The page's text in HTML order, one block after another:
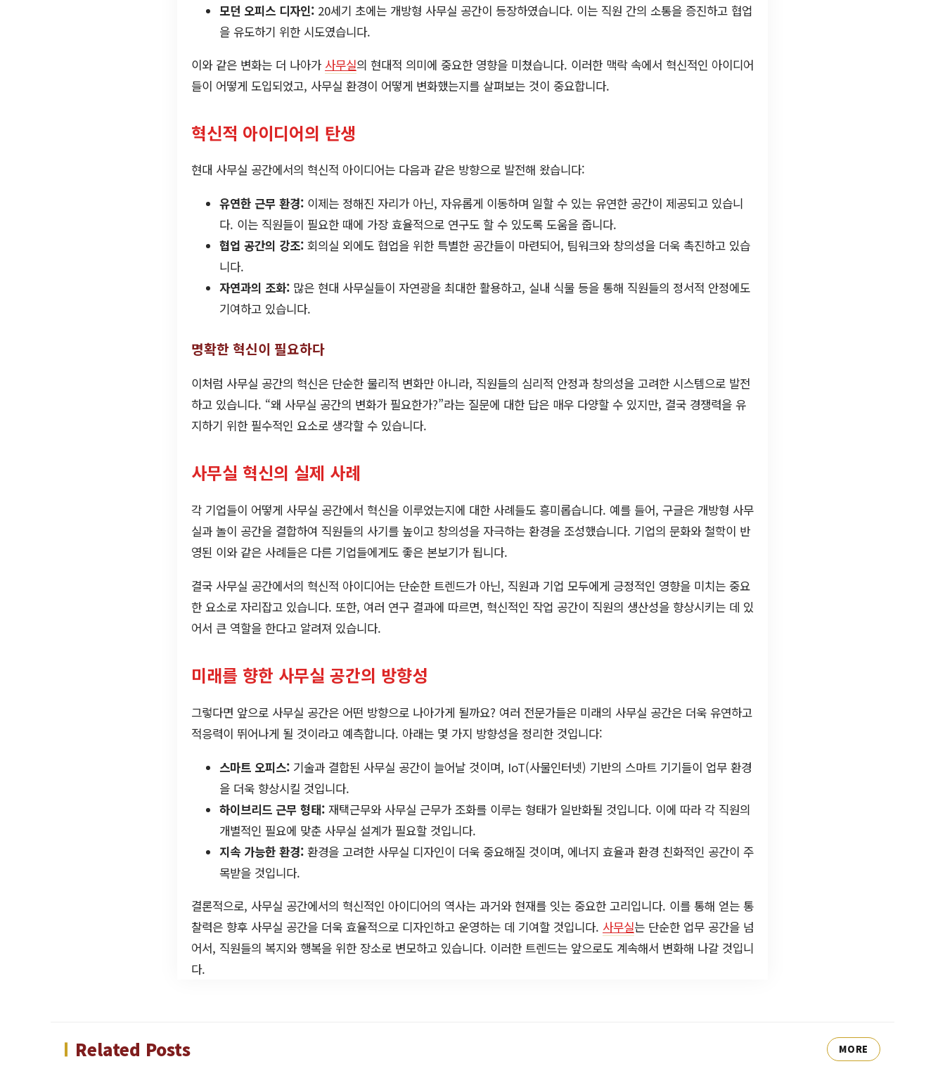
모던 오피스 디자인: 20세기 초에는 개방형 사무실 공간이 등장하였습니다. 이는 직원 간의 소통을 증진하고 협업
을 유도하기 위한 시도였습니다.
이와 같은 변화는 더 나아가 사무실의 현대적 의미에 중요한 영향을 미쳤습니다. 이러한 맥락 속에서 혁신적인 아이디어
들이 어떻게 도입되었고, 사무실 환경이 어떻게 변화했는지를 살펴보는 것이 중요합니다.
혁신적 아이디어의 탄생
현대 사무실 공간에서의 혁신적 아이디어는 다음과 같은 방향으로 발전해 왔습니다:
유연한 근무 환경: 이제는 정해진 자리가 아닌, 자유롭게 이동하며 일할 수 있는 유연한 공간이 제공되고 있습니
다. 이는 직원들이 필요한 때에 가장 효율적으로 연구도 할 수 있도록 도움을 줍니다.
협업 공간의 강조: 회의실 외에도 협업을 위한 특별한 공간들이 마련되어, 팀워크와 창의성을 더욱 촉진하고 있습
니다.
자연과의 조화: 많은 현대 사무실들이 자연광을 최대한 활용하고, 실내 식물 등을 통해 직원들의 정서적 안정에도
기여하고 있습니다.
명확한 혁신이 필요하다
이처럼 사무실 공간의 혁신은 단순한 물리적 변화만 아니라, 직원들의 심리적 안정과 창의성을 고려한 시스템으로 발전
하고 있습니다. “왜 사무실 공간의 변화가 필요한가?”라는 질문에 대한 답은 매우 다양할 수 있지만, 결국 경쟁력을 유
지하기 위한 필수적인 요소로 생각할 수 있습니다.
사무실 혁신의 실제 사례
각 기업들이 어떻게 사무실 공간에서 혁신을 이루었는지에 대한 사례들도 흥미롭습니다. 예를 들어, 구글은 개방형 사무
실과 놀이 공간을 결합하여 직원들의 사기를 높이고 창의성을 자극하는 환경을 조성했습니다. 기업의 문화와 철학이 반
영된 이와 같은 사례들은 다른 기업들에게도 좋은 본보기가 됩니다.
결국 사무실 공간에서의 혁신적 아이디어는 단순한 트렌드가 아닌, 직원과 기업 모두에게 긍정적인 영향을 미치는 중요
한 요소로 자리잡고 있습니다. 또한, 여러 연구 결과에 따르면, 혁신적인 작업 공간이 직원의 생산성을 향상시키는 데 있
어서 큰 역할을 한다고 알려져 있습니다.
미래를 향한 사무실 공간의 방향성
그렇다면 앞으로 사무실 공간은 어떤 방향으로 나아가게 될까요? 여러 전문가들은 미래의 사무실 공간은 더욱 유연하고
적응력이 뛰어나게 될 것이라고 예측합니다. 아래는 몇 가지 방향성을 정리한 것입니다:
스마트 오피스: 기술과 결합된 사무실 공간이 늘어날 것이며, IoT(사물인터넷) 기반의 스마트 기기들이 업무 환경
을 더욱 향상시킬 것입니다.
하이브리드 근무 형태: 재택근무와 사무실 근무가 조화를 이루는 형태가 일반화될 것입니다. 이에 따라 각 직원의
개별적인 필요에 맞춘 사무실 설계가 필요할 것입니다.
지속 가능한 환경: 환경을 고려한 사무실 디자인이 더욱 중요해질 것이며, 에너지 효율과 환경 친화적인 공간이 주
목받을 것입니다.
결론적으로, 사무실 공간에서의 혁신적인 아이디어의 역사는 과거와 현재를 잇는 중요한 고리입니다. 이를 통해 얻는 통
찰력은 향후 사무실 공간을 더욱 효율적으로 디자인하고 운영하는 데 기여할 것입니다. 사무실는 단순한 업무 공간을 넘
어서, 직원들의 복지와 행복을 위한 장소로 변모하고 있습니다. 이러한 트렌드는 앞으로도 계속해서 변화해 나갈 것입니
다.
Related Posts MORE